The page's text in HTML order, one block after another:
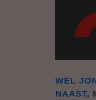
WEL
NAAST,